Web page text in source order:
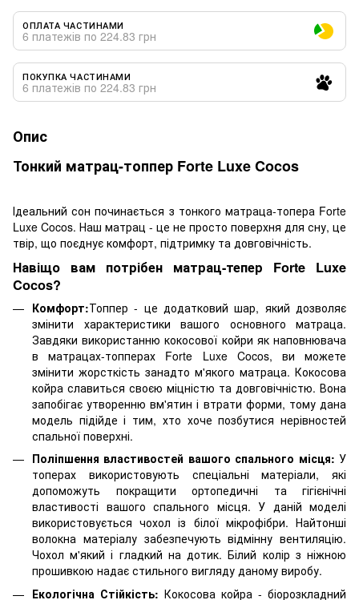
ОПЛАТА ЧАСТИНАМИ
6 платежів по 224.83 грн
ПОКУПКА ЧАСТИНАМИ
6 платежів по 224.83 грн
Опис
Тонкий матрац-топпер Forte Luxe Cocos
Ідеальний сон починається з тонкого матраца-топера Forte
Luxe Cocos. Наш матрац - це не просто поверхня для сну, це
твір, що поєднує комфорт, підтримку та довговічність.
Навіщо вам потрібен матрац-тепер Forte Luxe
Cocos?
Комфорт:Топпер - це додатковий шар, який дозволяє
змінити характеристики вашого основного матраца.
Завдяки використанню кокосової койри як наповнювача
в матрацах-топперах Forte Luxe Cocos, ви можете
змінити жорсткість занадто м'якого матраца. Кокосова
койра славиться своєю міцністю та довговічністю. Вона
запобігає утворенню вм'ятин і втрати форми, тому дана
модель підійде і тим, хто хоче позбутися нерівностей
спальної поверхні.
Поліпшення властивостей вашого спального місця: У
топерах використовують спеціальні матеріали, які
допоможуть покращити ортопедичні та гігієнічні
властивості вашого спального місця. У даній моделі
використовується чохол із білої мікрофібри. Найтонші
волокна матеріалу забезпечують відмінну вентиляцію.
Чохол м'який і гладкий на дотик. Білий колір з ніжною
прошивкою надає стильного вигляду даному виробу.
Екологічна Стійкість: Кокосова койра - біорозкладний